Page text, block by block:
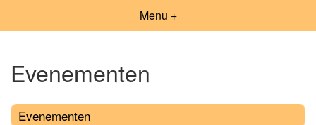
Menu +
Evenementen
Evenementen